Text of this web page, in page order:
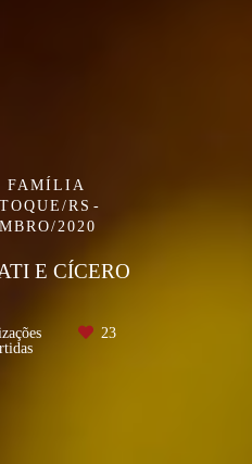
FAMÍLIA
RS
2020
E CÍCERO
23